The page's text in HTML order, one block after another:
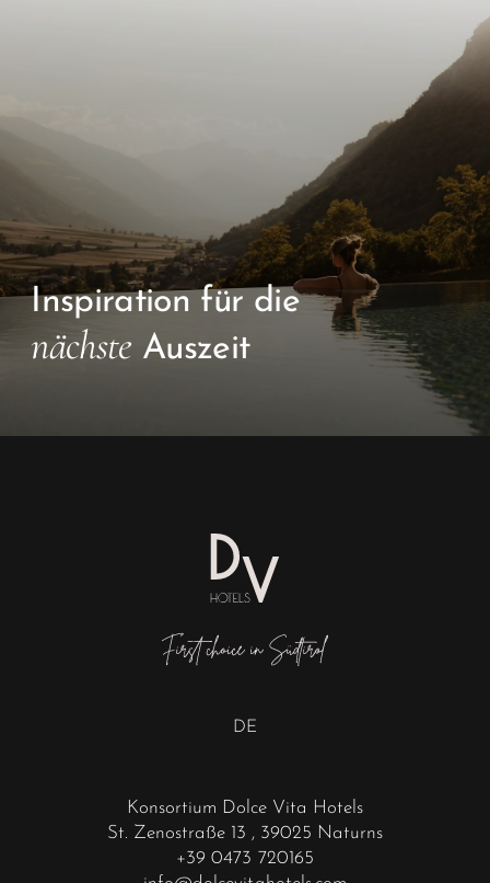
Inspiration für die
nächste Auszeit
Konsortium Dolce Vita Hotels
St. Zenostraße 13 , 39025 Naturns
+39 0473 720165
DE